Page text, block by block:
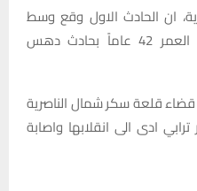
ان الحادث الاول وقع وسط
الناصرية بوفاة شخص يبلغ من العمر 42 عاماً بحادث دهس
قلعة سكر شمال الناصرية
ادى الى انقلابها واصابة